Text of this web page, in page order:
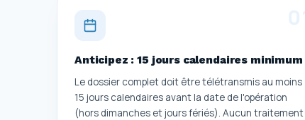
Anticipez : 15 jours calendaires minimum
Le dossier complet doit être télétransmis au moins
15 jours calendaires avant la date de l'opération
(hors dimanches et jours fériés). Aucun traitement